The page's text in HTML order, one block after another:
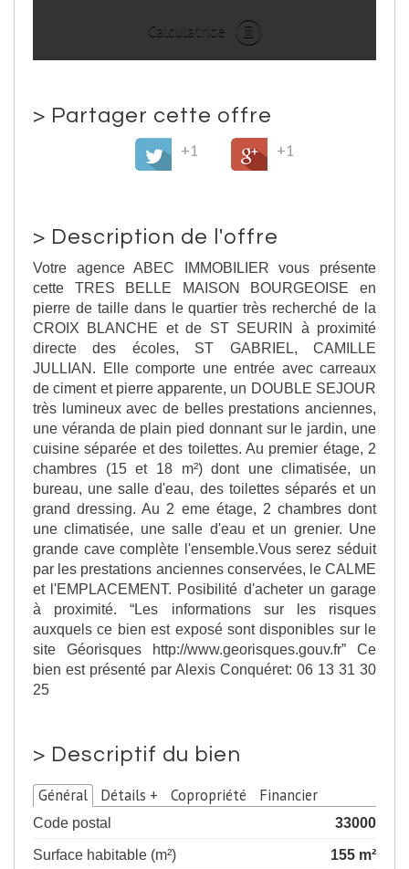
Calculatrice
> Partager cette offre
+1
+1
> Description de l'offre
Votre agence ABEC IMMOBILIER vous présente
cette TRES BELLE MAISON BOURGEOISE en
pierre de taille dans le quartier très recherché de la
CROIX BLANCHE et de ST SEURIN à proximité
directe des écoles, ST GABRIEL, CAMILLE
JULLIAN. Elle comporte une entrée avec carreaux
de ciment et pierre apparente, un DOUBLE SEJOUR
très lumineux avec de belles prestations anciennes,
une véranda de plain pied donnant sur le jardin, une
cuisine séparée et des toilettes. Au premier étage, 2
chambres (15 et 18 m²) dont une climatisée, un
bureau, une salle d'eau, des toilettes séparés et un
grand dressing. Au 2 eme étage, 2 chambres dont
une climatisée, une salle d'eau et un grenier. Une
grande cave complète l'ensemble.Vous serez séduit
par les prestations anciennes conservées, le CALME
et l'EMPLACEMENT. Posibilité d'acheter un garage
à proximité. “Les informations sur les risques
auxquels ce bien est exposé sont disponibles sur le
site Géorisques http://www.georisques.gouv.fr” Ce
bien est présenté par Alexis Conquéret: 06 13 31 30
25
> Descriptif du bien
Général Détails + Copropriété Financier
Code postal
33000
Surface habitable (m²)
155 m²